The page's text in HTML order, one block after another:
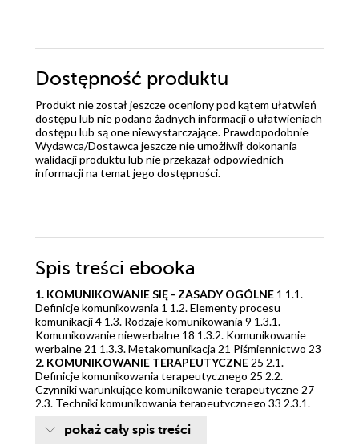
Dostępność produktu
Produkt nie został jeszcze oceniony pod kątem ułatwień
dostępu lub nie podano żadnych informacji o ułatwieniach
dostępu lub są one niewystarczające. Prawdopodobnie
Wydawca/Dostawca jeszcze nie umożliwił dokonania
walidacji produktu lub nie przekazał odpowiednich
informacji na temat jego dostępności.
Spis treści ebooka
1. KOMUNIKOWANIE SIĘ - ZASADY OGÓLNE 1 1.1.
Definicje komunikowania 1 1.2. Elementy procesu
komunikacji 4 1.3. Rodzaje komunikowania 9 1.3.1.
Komunikowanie niewerbalne 18 1.3.2. Komunikowanie
werbalne 21 1.3.3. Metakomunikacja 21 Piśmiennictwo 23
2. KOMUNIKOWANIE TERAPEUTYCZNE 25 2.1.
Definicje komunikowania terapeutycznego 25 2.2.
Czynniki warunkujące komunikowanie terapeutyczne 27
2.3. Techniki komunikowania terapeutycznego 33 2.3.1.
psychicznie 34 Piśmiennictwo 42
pokaż cały spis treści